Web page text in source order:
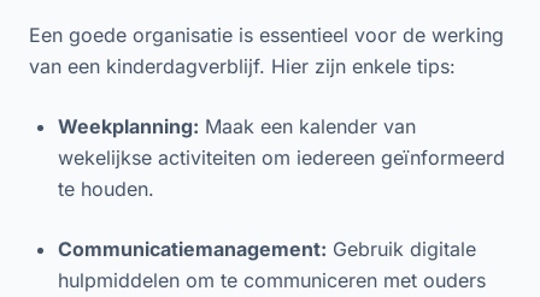
Een goede organisatie is essentieel voor de werking
van een kinderdagverblijf. Hier zijn enkele tips:
Weekplanning: Maak een kalender van
wekelijkse activiteiten om iedereen geïnformeerd
te houden.
Communicatiemanagement: Gebruik digitale
hulpmiddelen om te communiceren met ouders